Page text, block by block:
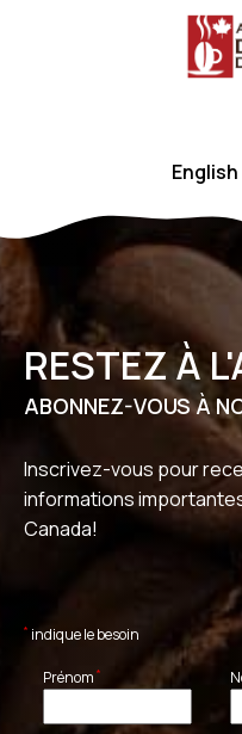
English
RESTEZ À
ABONNEZ-VOUS À
Inscrivez-vous pour
informations
Canada!
* indique le besoin
Prénom *